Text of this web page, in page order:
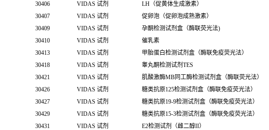
30406
VIDAS 试剂 LH（促黄体生成激素）
30407
VIDAS 试剂 促卵泡（促卵泡成熟激素）
30409
VIDAS 试剂 孕酮检测试剂盒（酶联荧光法)
30410
VIDAS 试剂 催乳素
30413
VIDAS 试剂 甲胎蛋白检测试剂盒（酶联免疫荧光法）
30418
VIDAS 试剂 睾丸酮检测试剂TES
30421
VIDAS 试剂 肌酸激酶MB同工酶检测试剂盒（酶联荧光法）
30426
VIDAS 试剂 糖类抗原125检测试剂盒（酶联免疫荧光法）
30427
VIDAS 试剂 糖类抗原19-9检测试剂盒（酶联免疫荧光法）
30429
VIDAS 试剂 糖类抗原15-3检测试剂盒（酶联免疫荧光法）
30431
VIDAS 试剂 E2检测试剂（雌二醇II）